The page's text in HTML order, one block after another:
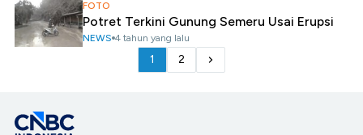
FOTO
Potret Terkini Gunung Semeru Usai Erupsi
NEWS 4 tahun yang lalu
1 2